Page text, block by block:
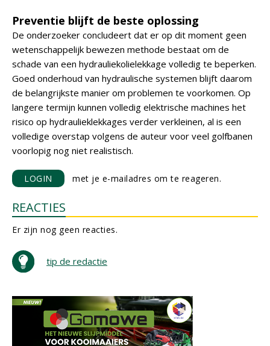
Preventie blijft de beste oplossing
De onderzoeker concludeert dat er op dit moment geen
wetenschappelijk bewezen methode bestaat om de
schade van een hydrauliekolielekkage volledig te beperken.
Goed onderhoud van hydraulische systemen blijft daarom
de belangrijkste manier om problemen te voorkomen. Op
langere termijn kunnen volledig elektrische machines het
risico op hydraulieklekkages verder verkleinen, al is een
volledige overstap volgens de auteur voor veel golfbanen
voorlopig nog niet realistisch.
LOGIN met je e-mailadres om te reageren.
REACTIES
Er zijn nog geen reacties.
tip de redactie